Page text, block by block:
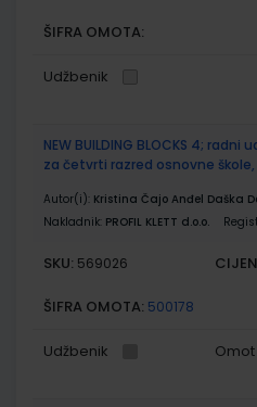
ŠIFRA OMOTA:
Udžbenik
NEW BUILDING BLOCKS 4;
za četvrti razred osnovne
Autor(i): Kristina Čajo Anđel Daška
Nakladnik: PROFIL KLETT d.o.o.
SKU: 569026
ŠIFRA OMOTA: 500178
Udžbenik Omot